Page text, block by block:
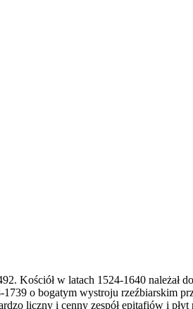
Kościół w latach 1524-1640 należał
o bogatym wystroju rzeźbiarskim
liczny i cenny zespół epitafiów i